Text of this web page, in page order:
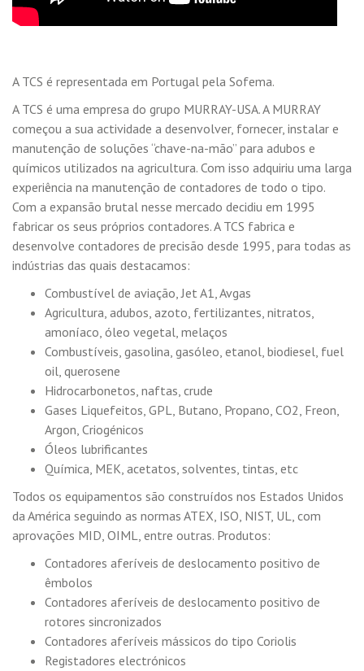
A TCS é representada em Portugal pela Sofema.
A TCS é uma empresa do grupo MURRAY-USA. A MURRAY
começou a sua actividade a desenvolver, fornecer, instalar e
manutenção de soluções “chave-na-mão” para adubos e
químicos utilizados na agricultura. Com isso adquiriu uma larga
experiência na manutenção de contadores de todo o tipo.
Com a expansão brutal nesse mercado decidiu em 1995
fabricar os seus próprios contadores. A TCS fabrica e
desenvolve contadores de precisão desde 1995, para todas as
indústrias das quais destacamos:
Combustível de aviação, Jet A1, Avgas
Agricultura, adubos, azoto, fertilizantes, nitratos,
amoníaco, óleo vegetal, melaços
Combustíveis, gasolina, gasóleo, etanol, biodiesel, fuel
oil, querosene
Hidrocarbonetos, naftas, crude
Gases Liquefeitos, GPL, Butano, Propano, CO2, Freon,
Argon, Criogénicos
Óleos lubrificantes
Química, MEK, acetatos, solventes, tintas, etc
Todos os equipamentos são construídos nos Estados Unidos
da América seguindo as normas ATEX, ISO, NIST, UL, com
aprovações MID, OIML, entre outras. Produtos:
Contadores aferíveis de deslocamento positivo de
êmbolos
Contadores aferíveis de deslocamento positivo de
rotores sincronizados
Contadores aferíveis mássicos do tipo Coriolis
Registadores electrónicos